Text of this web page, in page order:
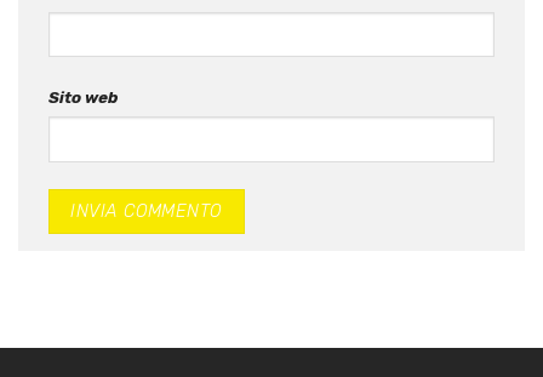
Sito web